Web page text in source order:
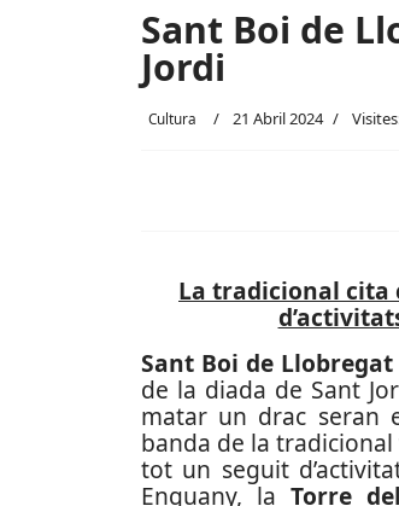
Sant Boi de
Jordi
Cultura 21 Abril 2024
La tradicional cita
Sant Boi de Llobregat
de la diada de Sant
matar un drac seran
banda de la
tot un seguit
Enguany, la Torre